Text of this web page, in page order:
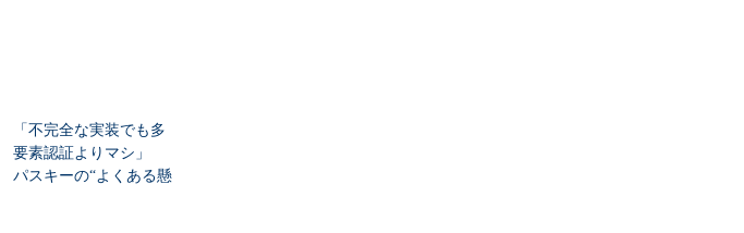
「不完全な実装でも多
要素認証よりマシ」
パスキーの“よくある懸